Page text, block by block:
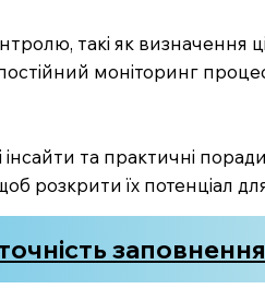
такі як визначення
моніторинг
та практичні
розкрити їх потенціал